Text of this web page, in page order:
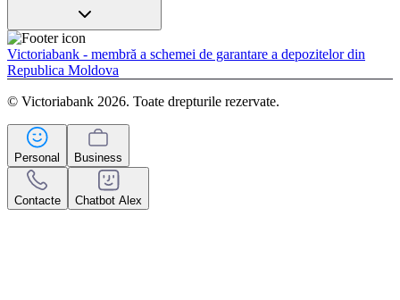
Victoriabank - membră a schemei de garantare a depozitelor din
Republica Moldova
© Victoriabank 2026. Toate drepturile rezervate.
Personal Business
Contacte Chatbot Alex